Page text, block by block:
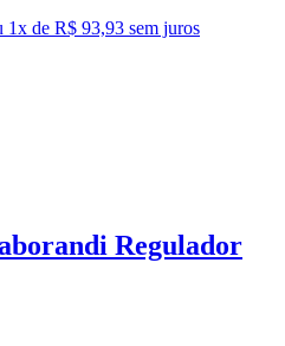
1x de R$ 93,93 sem juros
Regulador